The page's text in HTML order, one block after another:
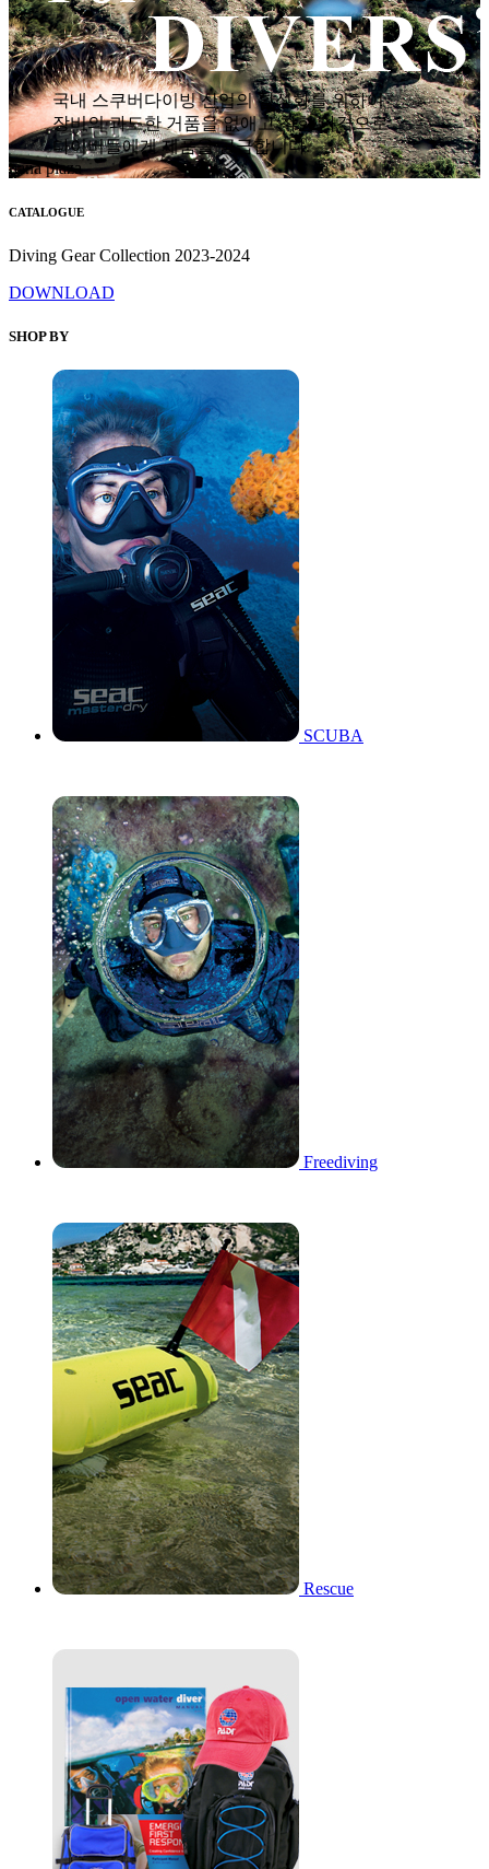
국내 스쿠버다이빙 산업의 활성화를 위하여
장비의 과도한 거품을 없애고 착한 가격으로
다이버들에게 제품을 공급합니다.
hana plaza
CATALOGUE
Diving Gear Collection 2023-2024
DOWNLOAD
SHOP BY
SCUBA
Freediving
Rescue